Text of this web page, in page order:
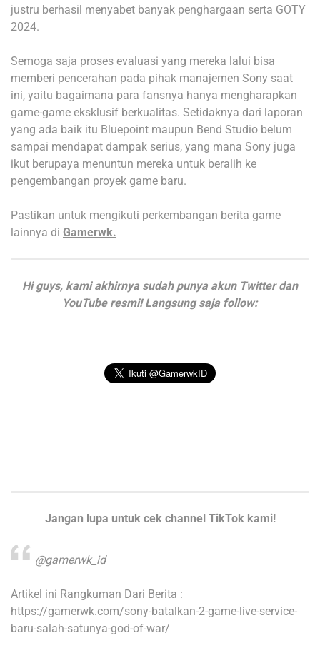
justru berhasil menyabet banyak penghargaan serta GOTY
2024.
Semoga saja proses evaluasi yang mereka lalui bisa
memberi pencerahan pada pihak manajemen Sony saat
ini, yaitu bagaimana para fansnya hanya mengharapkan
game-game eksklusif berkualitas. Setidaknya dari laporan
yang ada baik itu Bluepoint maupun Bend Studio belum
sampai mendapat dampak serius, yang mana Sony juga
ikut berupaya menuntun mereka untuk beralih ke
pengembangan proyek game baru.
Pastikan untuk mengikuti perkembangan berita game
lainnya di Gamerwk.
Hi guys, kami akhirnya sudah punya akun Twitter dan
YouTube resmi! Langsung saja follow:
Jangan lupa untuk cek channel TikTok kami!
@gamerwk_id
Artikel ini Rangkuman Dari Berita :
https://gamerwk.com/sony-batalkan-2-game-live-service-
baru-salah-satunya-god-of-war/